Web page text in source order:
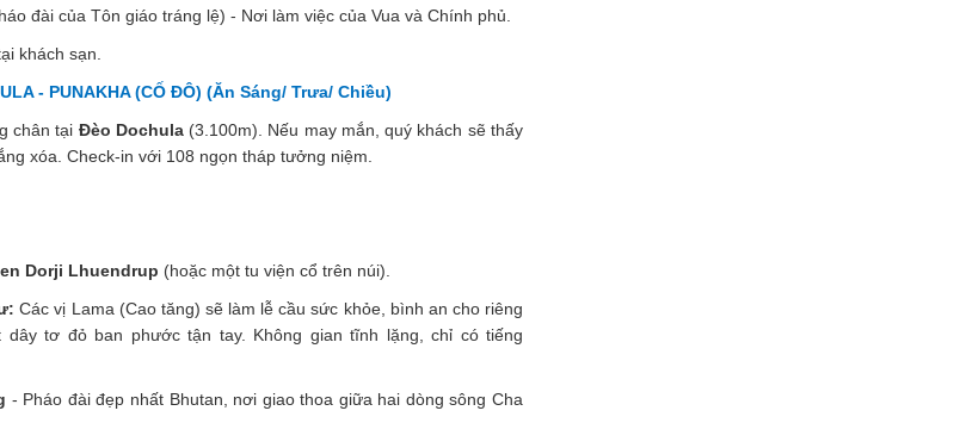
đài của Tôn giáo tráng lệ) - Nơi làm việc của Vua và Chính phủ.
khách sạn.
- PUNAKHA (CỐ ĐÔ) (Ăn Sáng/ Trưa/ Chiều)
chân tại Đèo Dochula(3.100m). Nếu may mắn, quý khách sẽ thấy
xóa. Check-in với 108 ngọn tháp tưởng niệm.
Dorji Lhuendrup (hoặc một tu viện cổ trên núi).
Các vị Lama (Cao tăng) sẽ làm lễ cầu sức khỏe, bình an cho riêng
dây tơ đỏ ban phước tận tay. Không gian tĩnh lặng, chỉ có tiếng
- Pháo đài đẹp nhất Bhutan, nơi giao thoa giữa hai dòng sông Cha